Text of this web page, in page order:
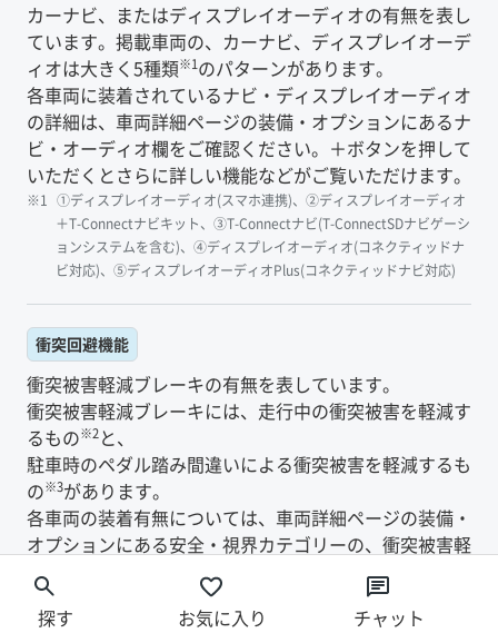
カーナビ、またはディスプレイオーディオの有無を表し
ています。掲載車両の、カーナビ、ディスプレイオーデ
ィオは大きく5種類※1のパターンがあります。
各車両に装着されているナビ・ディスプレイオーディオ
の詳細は、車両詳細ページの装備・オプションにあるナ
ビ・オーディオ欄をご確認ください。＋ボタンを押して
いただくとさらに詳しい機能などがご覧いただけます。
①ディスプレイオーディオ(スマホ連携)、②ディスプレイオーディオ
＋T-Connectナビキット、③T-Connectナビ(T-ConnectSDナビゲーシ
ョンシステムを含む)、④ディスプレイオーディオ(コネクティッドナ
ビ対応)、⑤ディスプレイオーディオPlus(コネクティッドナビ対応)
衝突回避機能
衝突被害軽減ブレーキの有無を表しています。
衝突被害軽減ブレーキには、走行中の衝突被害を軽減す
るもの※2と、
駐車時のペダル踏み間違いによる衝突被害を軽減するも
の※3があります。
各車両の装着有無については、車両詳細ページの装備・
オプションにある安全・視界カテゴリーの、衝突被害軽
減ブレーキ欄、ペダル踏み間違い急発進抑制装置欄をご
確認ください。
Toyota Safety Senseプリクラッシュセーフティシステム、またはス
探す お気に入り チャット